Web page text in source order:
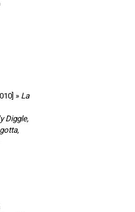
» La
Diggle,